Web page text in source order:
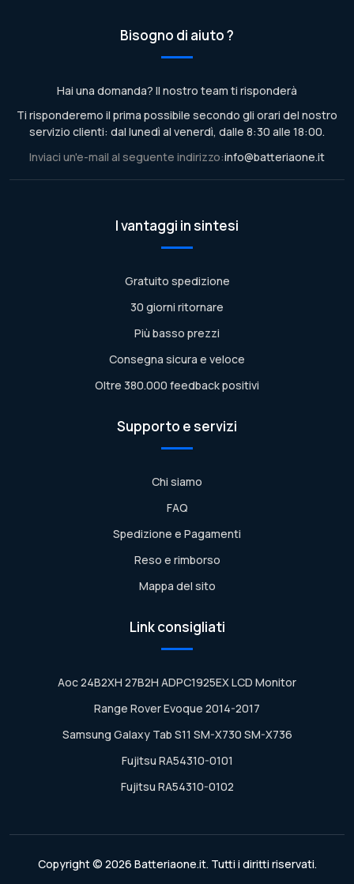
Bisogno di aiuto ?
Hai una domanda? Il nostro team ti risponderà
Ti risponderemo il prima possibile secondo gli orari del nostro
servizio clienti: dal lunedì al venerdì, dalle 8:30 alle 18:00.
Inviaci un'e-mail al seguente indirizzo:info@batteriaone.it
I vantaggi in sintesi
Gratuito spedizione
30 giorni ritornare
Più basso prezzi
Consegna sicura e veloce
Oltre 380.000 feedback positivi
Supporto e servizi
Chi siamo
FAQ
Spedizione e Pagamenti
Reso e rimborso
Mappa del sito
Link consigliati
Aoc 24B2XH 27B2H ADPC1925EX LCD Monitor
Range Rover Evoque 2014-2017
Samsung Galaxy Tab S11 SM-X730 SM-X736
Fujitsu RA54310-0101
Fujitsu RA54310-0102
Copyright © 2026 Batteriaone.it. Tutti i diritti riservati.